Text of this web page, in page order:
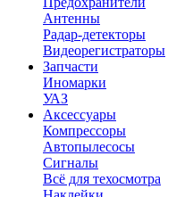
Антенны
Радар-детекторы
Видеорегистраторы
Запчасти
Иномарки
УАЗ
Аксесcуары
Компрессоры
Автопылесосы
Сигналы
Всё для техосмотра